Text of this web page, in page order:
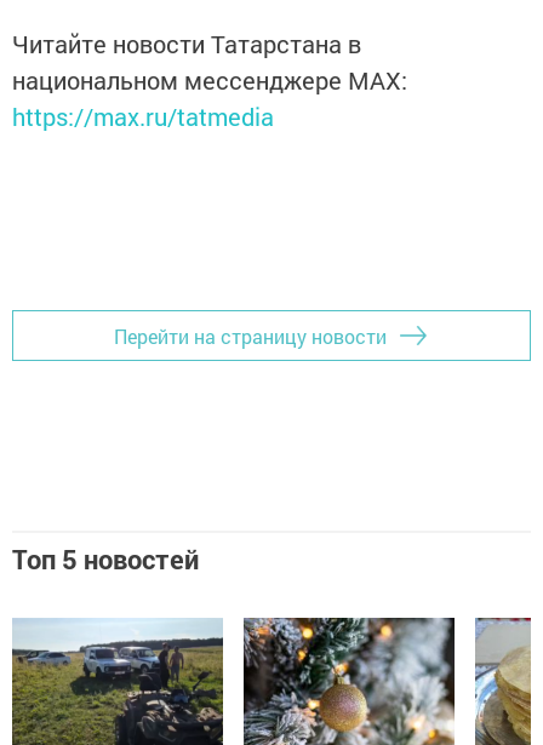
Читайте новости Татарстана в
национальном мессенджере MАХ:
https://max.ru/tatmedia
Перейти на страницу новости
Топ 5 новостей